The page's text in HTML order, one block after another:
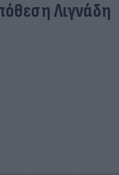
Λιγνάδη